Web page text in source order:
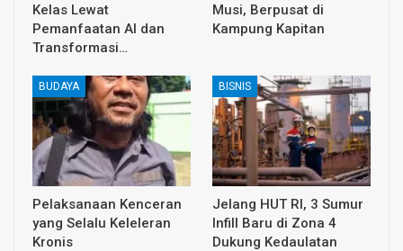
Kelas Lewat
Pemanfaatan AI dan
Transformasi…
Musi, Berpusat di
Kampung Kapitan
BUDAYA
Pelaksanaan Kenceran
yang Selalu Keleleran
Kronis
BISNIS
Jelang HUT RI, 3 Sumur
Infill Baru di Zona 4
Dukung Kedaulatan